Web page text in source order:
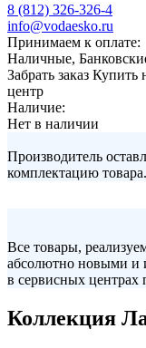
8 (812) 326-326-4
info@vodaesko.ru
Принимаем к оплате:
Наличные,
Забрать заказ Купить
центр
Наличие:
Нет в наличии
Производитель
комплектацию товара.
Все товары,
абсолютно новыми и
в сервисных центрах
Коллекция